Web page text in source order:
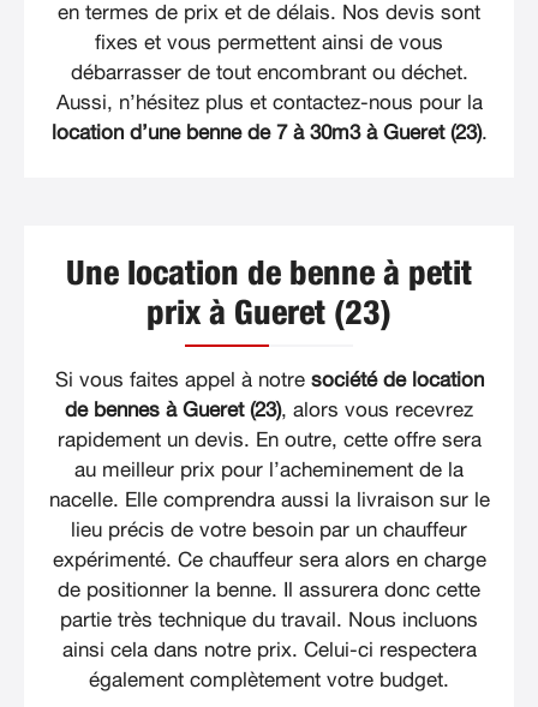
en termes de prix et de délais. Nos devis sont
fixes et vous permettent ainsi de vous
débarrasser de tout encombrant ou déchet.
Aussi, n’hésitez plus et contactez-nous pour la
location d’une benne de 7 à 30m3 à Gueret (23).
Une location de benne à petit
prix à Gueret (23)
Si vous faites appel à notre société de location
de bennes à Gueret (23), alors vous recevrez
rapidement un devis. En outre, cette offre sera
au meilleur prix pour l’acheminement de la
nacelle. Elle comprendra aussi la livraison sur le
lieu précis de votre besoin par un chauffeur
expérimenté. Ce chauffeur sera alors en charge
de positionner la benne. Il assurera donc cette
partie très technique du travail. Nous incluons
ainsi cela dans notre prix. Celui-ci respectera
également complètement votre budget.